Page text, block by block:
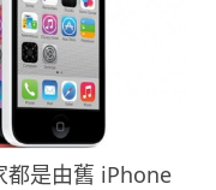
都是由舊 iPhone